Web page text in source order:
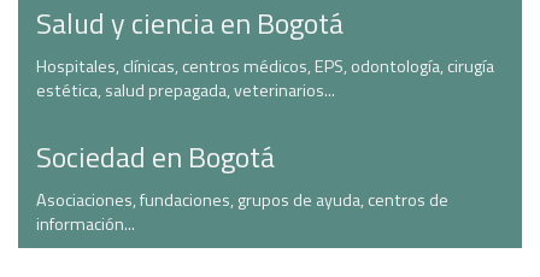
Salud y ciencia en Bogotá
Hospitales, clínicas, centros médicos, EPS, odontología, cirugía
estética, salud prepagada, veterinarios...
Sociedad en Bogotá
Asociaciones, fundaciones, grupos de ayuda, centros de
información...